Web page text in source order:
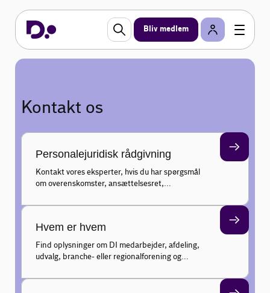
Bliv medlem
Kontakt os
Personalejuridisk rådgivning
Kontakt vores eksperter, hvis du har spørgsmål
om overenskomster, ansættelsesret,
eller international arbejdskraft.
Hvem er hvem
Find oplysninger om DI medarbejder, afdeling,
udvalg, branche- eller regionalforening og